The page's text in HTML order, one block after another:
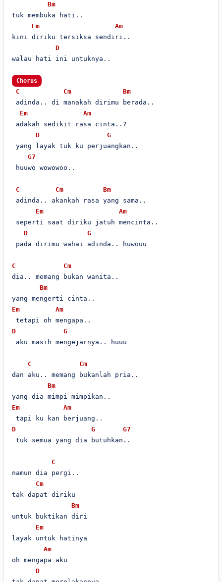
Bm
tuk membuka hati..
Em
Am
kini diriku tersiksa sendiri..
D
walau hati ini untuknya..
Chorus
C Cm
Bm
adinda.. di manakah dirimu berada..
Em
Am
adakah sedikit rasa cinta..?
D
G
yang layak tuk ku perjuangkan..
G7
huuwo wowowoo..
C Cm
Bm
adinda.. akankah rasa yang sama..
Em
Am
seperti saat diriku jatuh mencinta..
D
G
pada dirimu wahai adinda.. huwouu
C
Cm
dia.. memang bukan wanita..
Bm
Em
Am
D
G
aku masih mengejarnya.. huuu
C
Cm
dan aku.. memang bukanlah pria..
Bm
Em
Am
D
G
G7
tuk semua yang dia butuhkan..
C
namun dia pergi..
Cm
tak dapat diriku
Bm
untuk buktikan diri
Em
layak untuk hatinya
Am
oh mengapa aku
D